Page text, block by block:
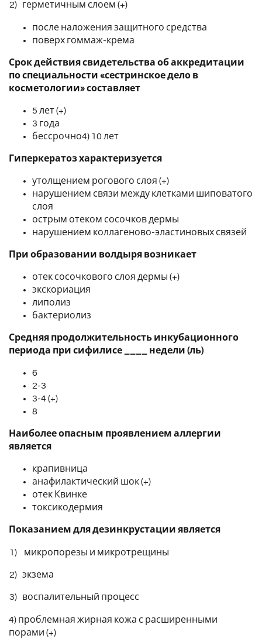
2) герметичным слоем (+)
после наложения защитного средства
поверх гоммаж-крема
Срок действия свидетельства об аккредитации
по специальности «сестринское дело в
косметологии» составляет
5 лет (+)
3 года
бессрочно4) 10 лет
Гиперкератоз характеризуется
утолщением рогового слоя (+)
нарушением связи между клетками шиповатого
слоя
острым отеком сосочков дермы
нарушением коллагеново-эластиновых связей
При образовании волдыря возникает
отек сосочкового слоя дермы (+)
экскориация
липолиз
бактериолиз
Средняя продолжительность инкубационного
периода при сифилисе ____ недели (ль)
6
2-3
3-4 (+)
8
Наиболее опасным проявлением аллергии
является
крапивница
анафилактический шок (+)
отек Квинке
токсикодермия
Показанием для дезинкрустации является
1) микропорезы и микротрещины
2) экзема
3) воспалительный процесс
4) проблемная жирная кожа с расширенными
порами (+)